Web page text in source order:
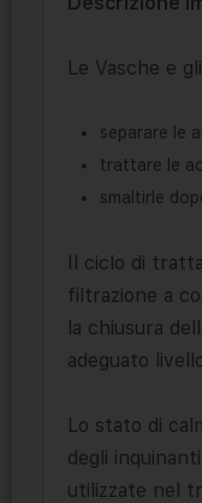
Le Vasche e
separare le
trattare le
smaltirle
Il ciclo di
filtrazione a
la chiusura
adeguato
Lo stato di
degli
utilizzate nel